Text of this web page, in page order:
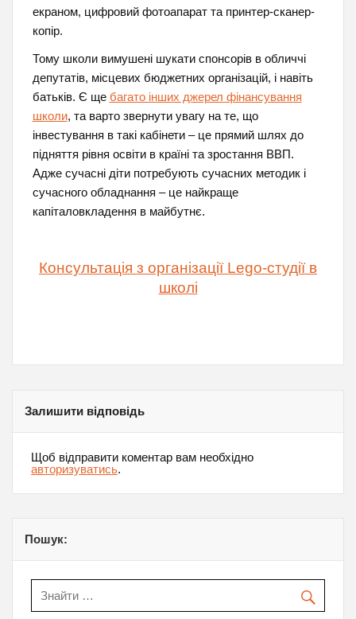
екраном, цифровий фотоапарат та принтер-сканер-
копір.
Тому школи вимушені шукати спонсорів в обличчі
депутатів, місцевих бюджетних організацій, і навіть
батьків. Є ще багато інших джерел фінансування
школи, та варто звернути увагу на те, що
інвестування в такі кабінети – це прямий шлях до
підняття рівня освіти в країні та зростання ВВП.
Адже сучасні діти потребують сучасних методик і
сучасного обладнання – це найкраще
капіталовкладення в майбутнє.
Консультація з організації Lego-студії в
школі
Залишити відповідь
Щоб відправити коментар вам необхідно
авторизуватись.
Пошук: